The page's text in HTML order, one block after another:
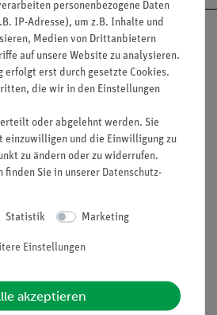
Nach oben
Service
Übersicht Service
Inbetriebnahme & Schulungen
personenbezogene Daten
IP-Adresse), um z.B. Inhalte und
Medien von Drittanbietern
auf unsere Website zu analysieren.
erfolgt erst durch gesetzte Cookies.
die wir in den Einstellungen
oder abgelehnt werden. Sie
einzuwilligen und die Einwilligung zu
zu ändern oder zu widerrufen.
finden Sie in unserer Daten­schutz­
Statistik Marketing
Einstellungen
akzeptieren